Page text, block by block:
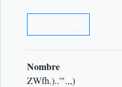
Nombre
ZWfh.)..'".,,)